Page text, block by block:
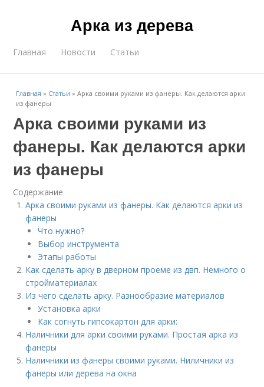
Арка из дерева
Главная Новости Статьи
Главная » Статьи »Арка своими руками из фанеры. Как делаются арки
из фанеры
Арка своими руками из
фанеры. Как делаются арки
из фанеры
Содержание
Арка своими руками из фанеры. Как делаются арки из
фанеры
Что нужно?
Выбор инструмента
Этапы работы
Как сделать арку в дверном проеме из двп. Немного о
стройматериалах
Из чего сделать арку. Разнообразие материалов
Установка арки
Как согнуть гипсокартон для арки:
Наличники для арки своими руками. Простая арка из
фанеры
Наличники из фанеры своими руками. Ниличники из
фанеры или дерева на окна